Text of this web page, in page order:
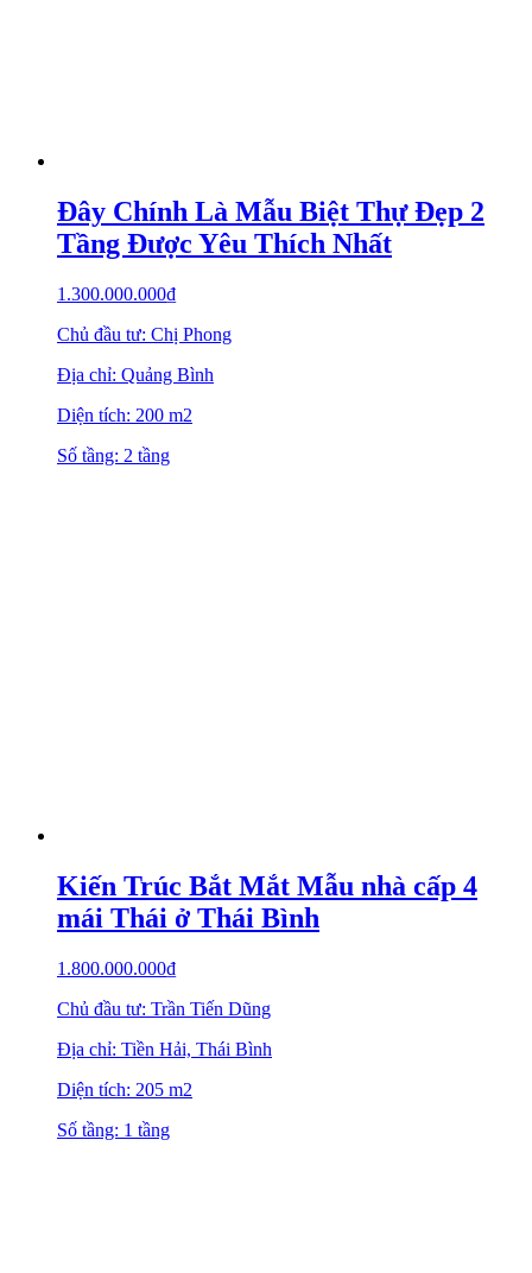
Đây Chính Là Mẫu Biệt Thự Đẹp 2
Tầng Được Yêu Thích Nhất
1.300.000.000₫
Chủ đầu tư: Chị Phong
Địa chỉ: Quảng Bình
Diện tích: 200 m2
Số tầng: 2 tầng
Kiến Trúc Bắt Mắt Mẫu nhà cấp 4
mái Thái ở Thái Bình
1.800.000.000₫
Chủ đầu tư: Trần Tiến Dũng
Địa chỉ: Tiền Hải, Thái Bình
Diện tích: 205 m2
Số tầng: 1 tầng